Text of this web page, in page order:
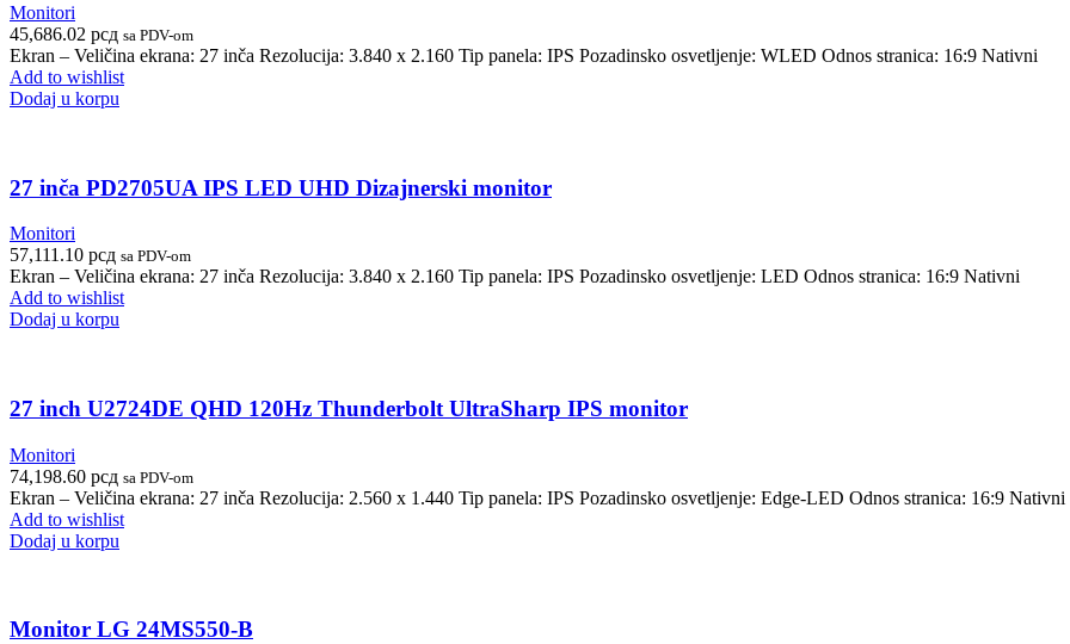
Monitori
45,686.02 рсд sa PDV-om
Ekran – Veličina ekrana: 27 inča Rezolucija: 3.840 x 2.160 Tip panela: IPS Pozadinsko osvetljenje: WLED Odnos stranica: 16:9 Nativni
Add to wishlist
Dodaj u korpu
27 inča PD2705UA IPS LED UHD Dizajnerski monitor
Monitori
57,111.10 рсд sa PDV-om
Ekran – Veličina ekrana: 27 inča Rezolucija: 3.840 x 2.160 Tip panela: IPS Pozadinsko osvetljenje: LED Odnos stranica: 16:9 Nativni
Add to wishlist
Dodaj u korpu
27 inch U2724DE QHD 120Hz Thunderbolt UltraSharp IPS monitor
Monitori
74,198.60 рсд sa PDV-om
Ekran – Veličina ekrana: 27 inča Rezolucija: 2.560 x 1.440 Tip panela: IPS Pozadinsko osvetljenje: Edge-LED Odnos stranica: 16:9 Nativni
Add to wishlist
Dodaj u korpu
Monitor LG 24MS550-B